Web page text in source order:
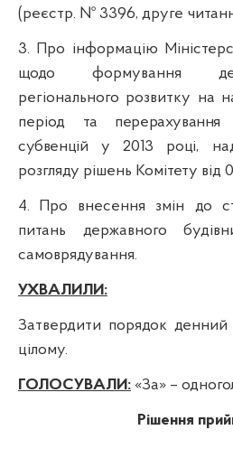
(реєстр. № 3396, друге
3. Про інформацію
щодо формування
регіонального розвитку на
період та
субвенцій у 2013 році,
розгляду рішень Комітету від
4. Про внесення змін до
питань державного
самоврядування.
УХВАЛИЛИ:
Затвердити порядок денний
цілому.
ГОЛОСУВАЛИ: «За» –
Рішення